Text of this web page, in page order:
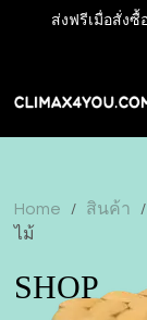
ส่งฟรีเมื่อสั่งซื้
Home / สินค้า /
ไม้
SHOP